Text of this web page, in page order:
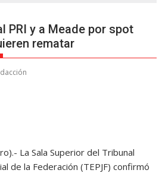
PRI y a Meade por spot
rematar
La Sala Superior del Tribunal
de la Federación (TEPJF) confirmó